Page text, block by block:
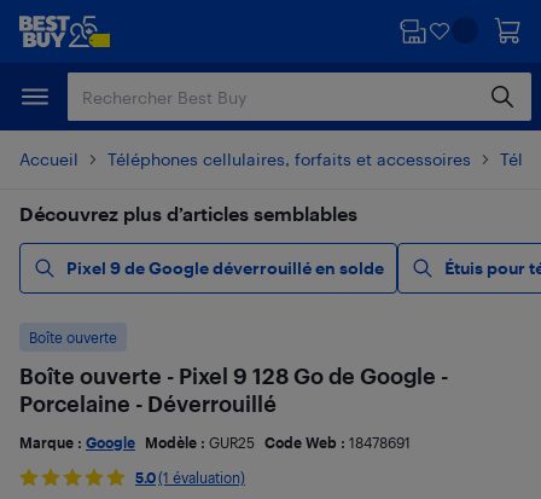
Passer
principal
Passer
Accueil Téléphones cellulaires, forfaits et accessoires
Découvrez plus d’articles semblables
Pixel 9 de Google déverrouillé en solde Étuis pour
Boîte ouverte
Boîte ouverte - Pixel 9 128 Go de Google -
Porcelaine - Déverrouillé
Marque : Google Modèle : GUR25 Code Web : 18478691
5.0(1 évaluation)